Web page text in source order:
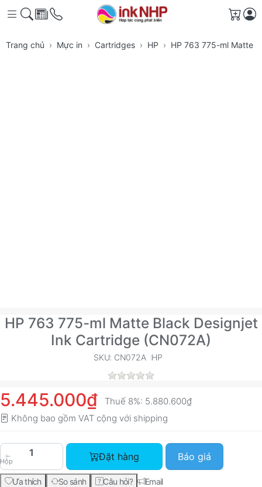
Giỏ
Trang chủ Mực in Cartridges HP HP 763 775-ml Matte
HP 763 775-ml Matte Black Designjet
Ink Cartridge (CN072A)
SKU: CN072A HP
5.445.000₫ Thuế 8%: 5.880.600₫
Không bao gồm VAT cộng với shipping
Hộp
HP 763 775-ml Matte Black Designjet Ink
Đặt hàng Báo giá
Ưa thích So sánh Câu hỏi? Email